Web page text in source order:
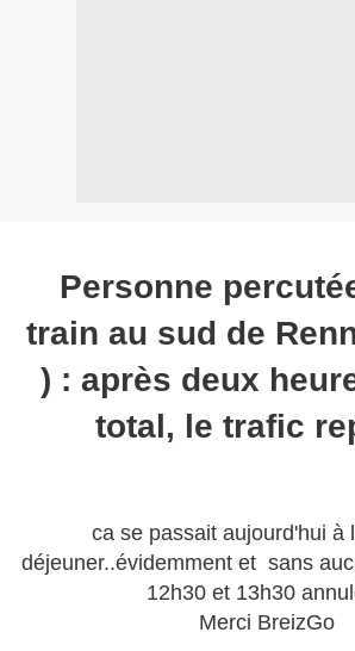
Personne
train au sud de
) : après deux
total, le trafic
ca se passait aujourd'hui à
déjeuner..évidemment et sans
12h30 et 13h30
Merci BreizGo